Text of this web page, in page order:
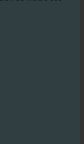
durable,
de mettre ces